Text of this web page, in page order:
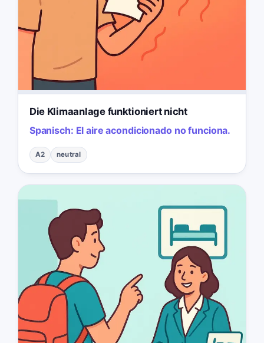
Die Klimaanlage funktioniert nicht
Spanisch: El aire acondicionado no funciona.
A2 neutral